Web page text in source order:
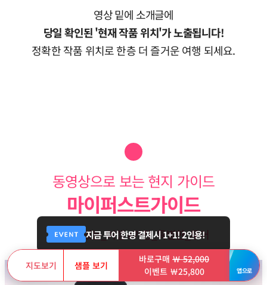
지금 투어 한명 결제시 1+1! 2인용!
영상 밑에 소개글에
당일 확인된 '현재 작품 위치'가 노출됩니다!
정확한 작품 위치로 한층 더 즐거운 여행 되세요.
동영상으로 보는 현지 가이드
마이퍼스트가이드
#의미있는_여행 #가장_특별한_투어
지도보기 샘플 보기
바로구매 ￦ 52,000
이벤트 ￦25,800
앱으로